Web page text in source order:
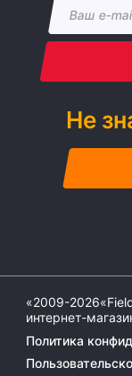
Не
«2009-
интернет-
Политика